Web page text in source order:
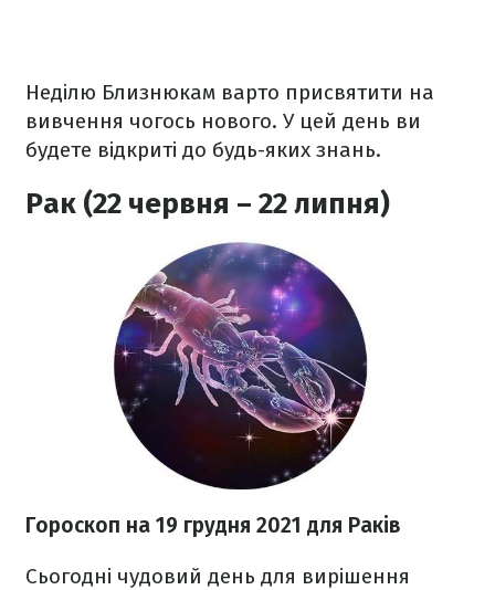
Неділю Близнюкам варто присвятити на
вивчення чогось нового. У цей день ви
будете відкриті до будь-яких знань.
Рак (22 червня – 22 липня)
Гороскоп на 19 грудня 2021 для Раків
Сьогодні чудовий день для вирішення